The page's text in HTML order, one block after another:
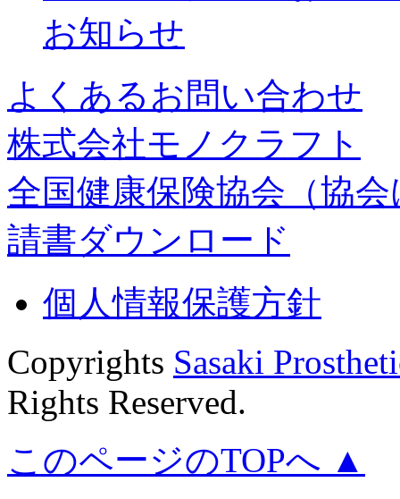
お知らせ
よくあるお問い合わせ
株式会社モノクラフト
全国健康保険協会（協
請書ダウンロード
個人情報保護方針
Copyrights Sasaki
Rights Reserved.
このページのTOPへ ▲